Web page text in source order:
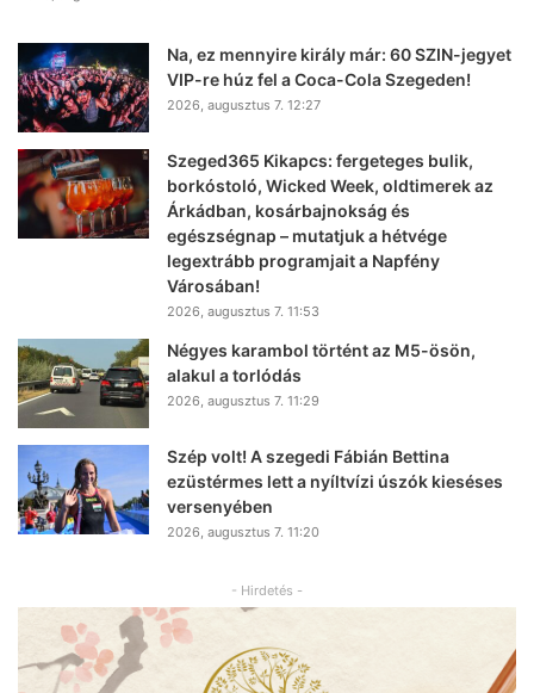
Na, ez mennyire király már: 60 SZIN-jegyet
VIP-re húz fel a Coca-Cola Szegeden!
2026, augusztus 7. 12:27
Szeged365 Kikapcs: fergeteges bulik,
borkóstoló, Wicked Week, oldtimerek az
Árkádban, kosárbajnokság és
egészségnap – mutatjuk a hétvége
legextrább programjait a Napfény
Városában!
2026, augusztus 7. 11:53
Négyes karambol történt az M5-ösön,
alakul a torlódás
2026, augusztus 7. 11:29
Szép volt! A szegedi Fábián Bettina
ezüstérmes lett a nyíltvízi úszók kieséses
versenyében
2026, augusztus 7. 11:20
- Hirdetés -